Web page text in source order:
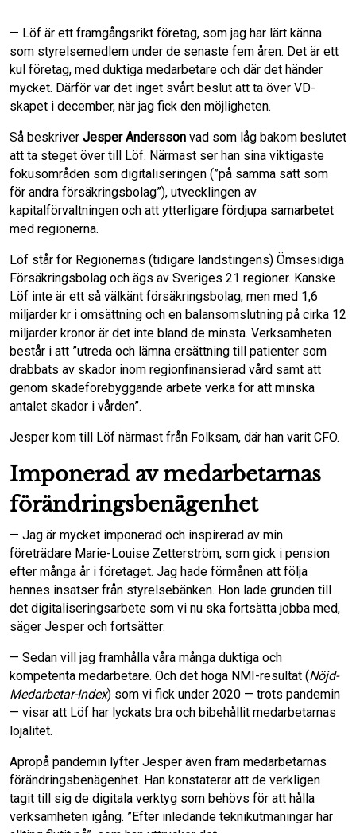
e
b
o
o
k
n
t
a
l e
d
I
n
— Löf är ett framgångsrikt företag, som jag har lärt känna
som styrelsemedlem under de senaste fem åren. Det är ett
kul företag, med duktiga medarbetare och där det händer
mycket. Därför var det inget svårt beslut att ta över VD-
skapet i december, när jag fick den möjligheten.
Så beskriver Jesper Andersson vad som låg bakom beslutet
att ta steget över till Löf. Närmast ser han sina viktigaste
fokusområden som digitaliseringen (”på samma sätt som
för andra försäkringsbolag”), utvecklingen av
kapitalförvaltningen och att ytterligare fördjupa samarbetet
med regionerna.
Löf står för Regionernas (tidigare landstingens) Ömsesidiga
Försäkringsbolag och ägs av Sveriges 21 regioner. Kanske
Löf inte är ett så välkänt försäkringsbolag, men med 1,6
miljarder kr i omsättning och en balansomslutning på cirka 12
miljarder kronor är det inte bland de minsta. Verksamheten
består i att ”utreda och lämna ersättning till patienter som
drabbats av skador inom regionfinansierad vård samt att
genom skadeförebyggande arbete verka för att minska
antalet skador i vården”.
Jesper kom till Löf närmast från Folksam, där han varit CFO.
Imponerad av medarbetarnas
förändringsbenägenhet
— Jag är mycket imponerad och inspirerad av min
företrädare Marie-Louise Zetterström, som gick i pension
efter många år i företaget. Jag hade förmånen att följa
hennes insatser från styrelsebänken. Hon lade grunden till
det digitaliseringsarbete som vi nu ska fortsätta jobba med,
säger Jesper och fortsätter:
— Sedan vill jag framhålla våra många duktiga och
kompetenta medarbetare. Och det höga NMI-resultat (Nöjd-
Medarbetar-Index) som vi fick under 2020 — trots pandemin
— visar att Löf har lyckats bra och bibehållit medarbetarnas
lojalitet.
Apropå pandemin lyfter Jesper även fram medarbetarnas
förändringsbenägenhet. Han konstaterar att de verkligen
tagit till sig de digitala verktyg som behövs för att hålla
verksamheten igång. ”Efter inledande teknikutmaningar har